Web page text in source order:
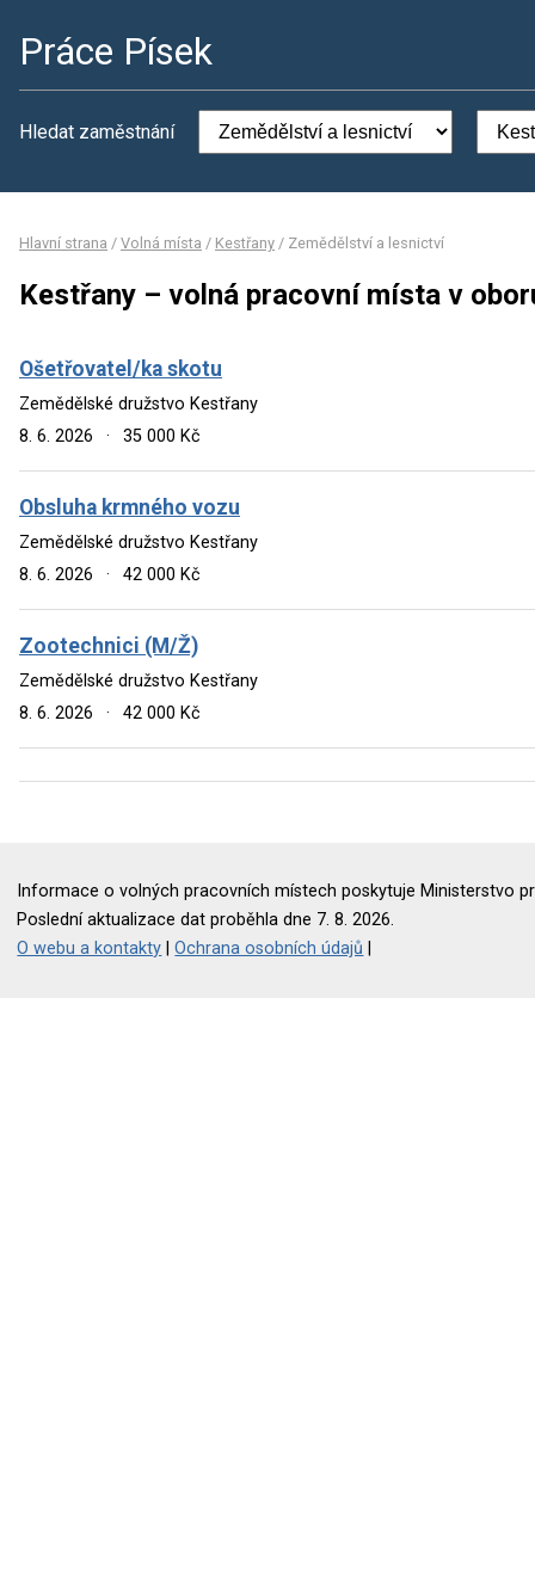
Práce Písek
Hledat zaměstnání
Hlavní strana / Volná místa / Kestřany / Zemědělství a lesnictví
Kestřany – volná pracovní místa v
Ošetřovatel/ka skotu
Zemědělské družstvo Kestřany
8. 6. 2026
· 35 000 Kč
Obsluha krmného vozu
Zemědělské družstvo Kestřany
8. 6. 2026
· 42 000 Kč
Zootechnici (M/Ž)
Zemědělské družstvo Kestřany
8. 6. 2026
· 42 000 Kč
Informace o volných pracovních místech poskytuje Ministerstvo
Poslední aktualizace dat proběhla dne 7. 8. 2026.
O webu a kontakty |Ochrana osobních údajů